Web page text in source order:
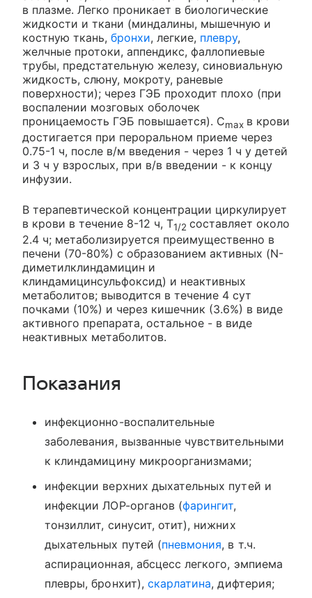
в плазме. Легко проникает в биологические
жидкости и ткани (миндалины, мышечную и
костную ткань, бронхи, легкие, плевру,
желчные протоки, аппендикс, фаллопиевые
трубы, предстательную железу, синовиальную
жидкость, слюну, мокроту, раневые
поверхности); через ГЭБ проходит плохо (при
воспалении мозговых оболочек
проницаемость ГЭБ повышается). Cmax в крови
достигается при пероральном приеме через
0.75-1 ч, после в/м введения - через 1 ч у детей
и 3 ч у взрослых, при в/в введении - к концу
инфузии.
В терапевтической концентрации циркулирует
в крови в течение 8-12 ч, T1/2 составляет около
2.4 ч; метаболизируется преимущественно в
печени (70-80%) с образованием активных (N-
диметилклиндамицин и
клиндамицинсульфоксид) и неактивных
метаболитов; выводится в течение 4 сут
почками (10%) и через кишечник (3.6%) в виде
активного препарата, остальное - в виде
неактивных метаболитов.
Показания
инфекционно-воспалительные
заболевания, вызванные чувствительными
к клиндамицину микроорганизмами;
инфекции верхних дыхательных путей и
инфекции ЛОР-органов (фарингит,
тонзиллит, синусит, отит), нижних
дыхательных путей (пневмония, в т.ч.
аспирационная, абсцесс легкого, эмпиема
плевры, бронхит), скарлатина, дифтерия;